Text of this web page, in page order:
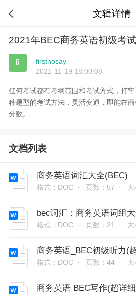
 文辑详情
2021年BEC商务英语初级考
fi
firstnosay
2021-11-19 18:00:08
任何考试都有考纲范围和考试方式，打
种题型的考试方法，灵活变通，即能在
分数。
文档列表
商务英语词汇大全(BEC)
格式：DOC · 页数：57 · 大
bec词汇：商务英语词组
格式：DOC · 页数：21 · 大
商务英语_BEC初级听力(
格式：DOC · 页数：44 · 大
商务英语 BEC写作(超详